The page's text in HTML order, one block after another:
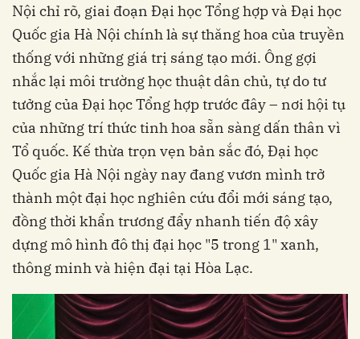
Nội chỉ rõ, giai đoạn Đại học Tổng hợp và Đại học
Quốc gia Hà Nội chính là sự thăng hoa của truyền
thống với những giá trị sáng tạo mới. Ông gợi
nhắc lại môi trường học thuật dân chủ, tự do tư
tưởng của Đại học Tổng hợp trước đây – nơi hội tụ
của những trí thức tinh hoa sẵn sàng dấn thân vì
Tổ quốc. Kế thừa trọn vẹn bản sắc đó, Đại học
Quốc gia Hà Nội ngày nay đang vươn mình trở
thành một đại học nghiên cứu đổi mới sáng tạo,
đồng thời khẩn trương đẩy nhanh tiến độ xây
dựng mô hình đô thị đại học "5 trong 1" xanh,
thông minh và hiện đại tại Hòa Lạc.